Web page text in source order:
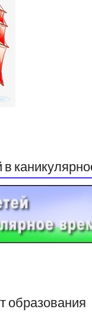
образования